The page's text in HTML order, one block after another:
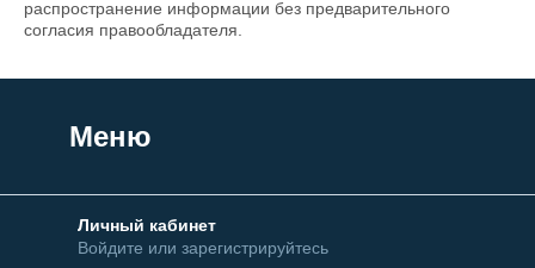
распространение информации без предварительного
согласия правообладателя.
Меню
Личный кабинет
Войдите или зарегистрируйтесь